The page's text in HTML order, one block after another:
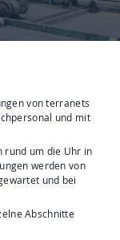
von terranets
und mit
rund um die Uhr in
werden von
und bei
Abschnitte